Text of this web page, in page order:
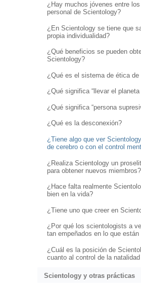
¿Hay muchos jóvenes entre los
personal de Scientology?
¿En Scientology se tiene que
propia individualidad?
¿Qué beneficios se pueden
Scientology?
¿Qué es el sistema de ética de
¿Qué significa “llevar el planeta
¿Qué significa “persona
¿Qué es la desconexión?
¿Tiene algo que ver
de cerebro o con el control
¿Realiza Scientology un
para obtener nuevos miembros?
¿Hace falta realmente
bien en la vida?
¿Tiene uno que creer en
¿Por qué los scientologists a
tan empeñados en lo que están
¿Cuál es la posición de
cuanto al control de la
Scientology y otras prácticas